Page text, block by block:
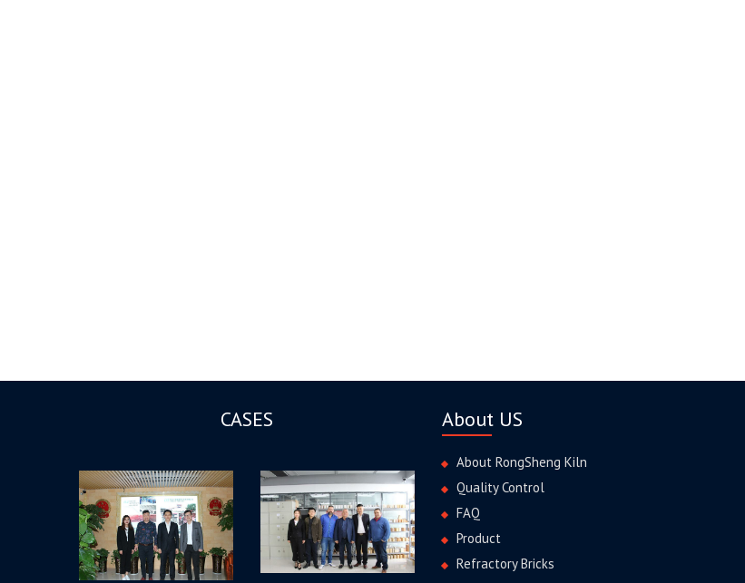
CASES About US
About RongSheng Kiln
Quality Control
FAQ
Product
Refractory Bricks